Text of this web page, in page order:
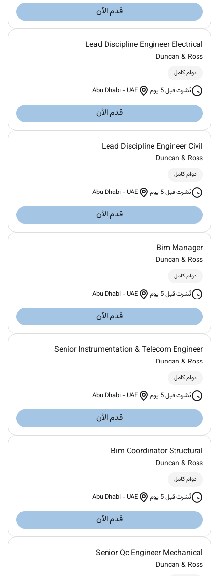
قدم الآن
Lead Discipline Engineer Electrical
Duncan & Ross
دوام كامل
نُشرت قبل 5 يوم Abu Dhabi -UAE
قدم الآن
Lead Discipline Engineer Civil
Duncan & Ross
دوام كامل
نُشرت قبل 5 يوم Abu Dhabi -UAE
قدم الآن
Bim Manager
Duncan & Ross
دوام كامل
نُشرت قبل 5 يوم Abu Dhabi -UAE
قدم الآن
Senior Instrumentation & Telecom Engineer
Duncan & Ross
دوام كامل
نُشرت قبل 5 يوم Abu Dhabi -UAE
قدم الآن
Bim Coordinator Structural
Duncan & Ross
دوام كامل
نُشرت قبل 5 يوم Abu Dhabi -UAE
قدم الآن
Senior Qc Engineer Mechanical
Duncan & Ross